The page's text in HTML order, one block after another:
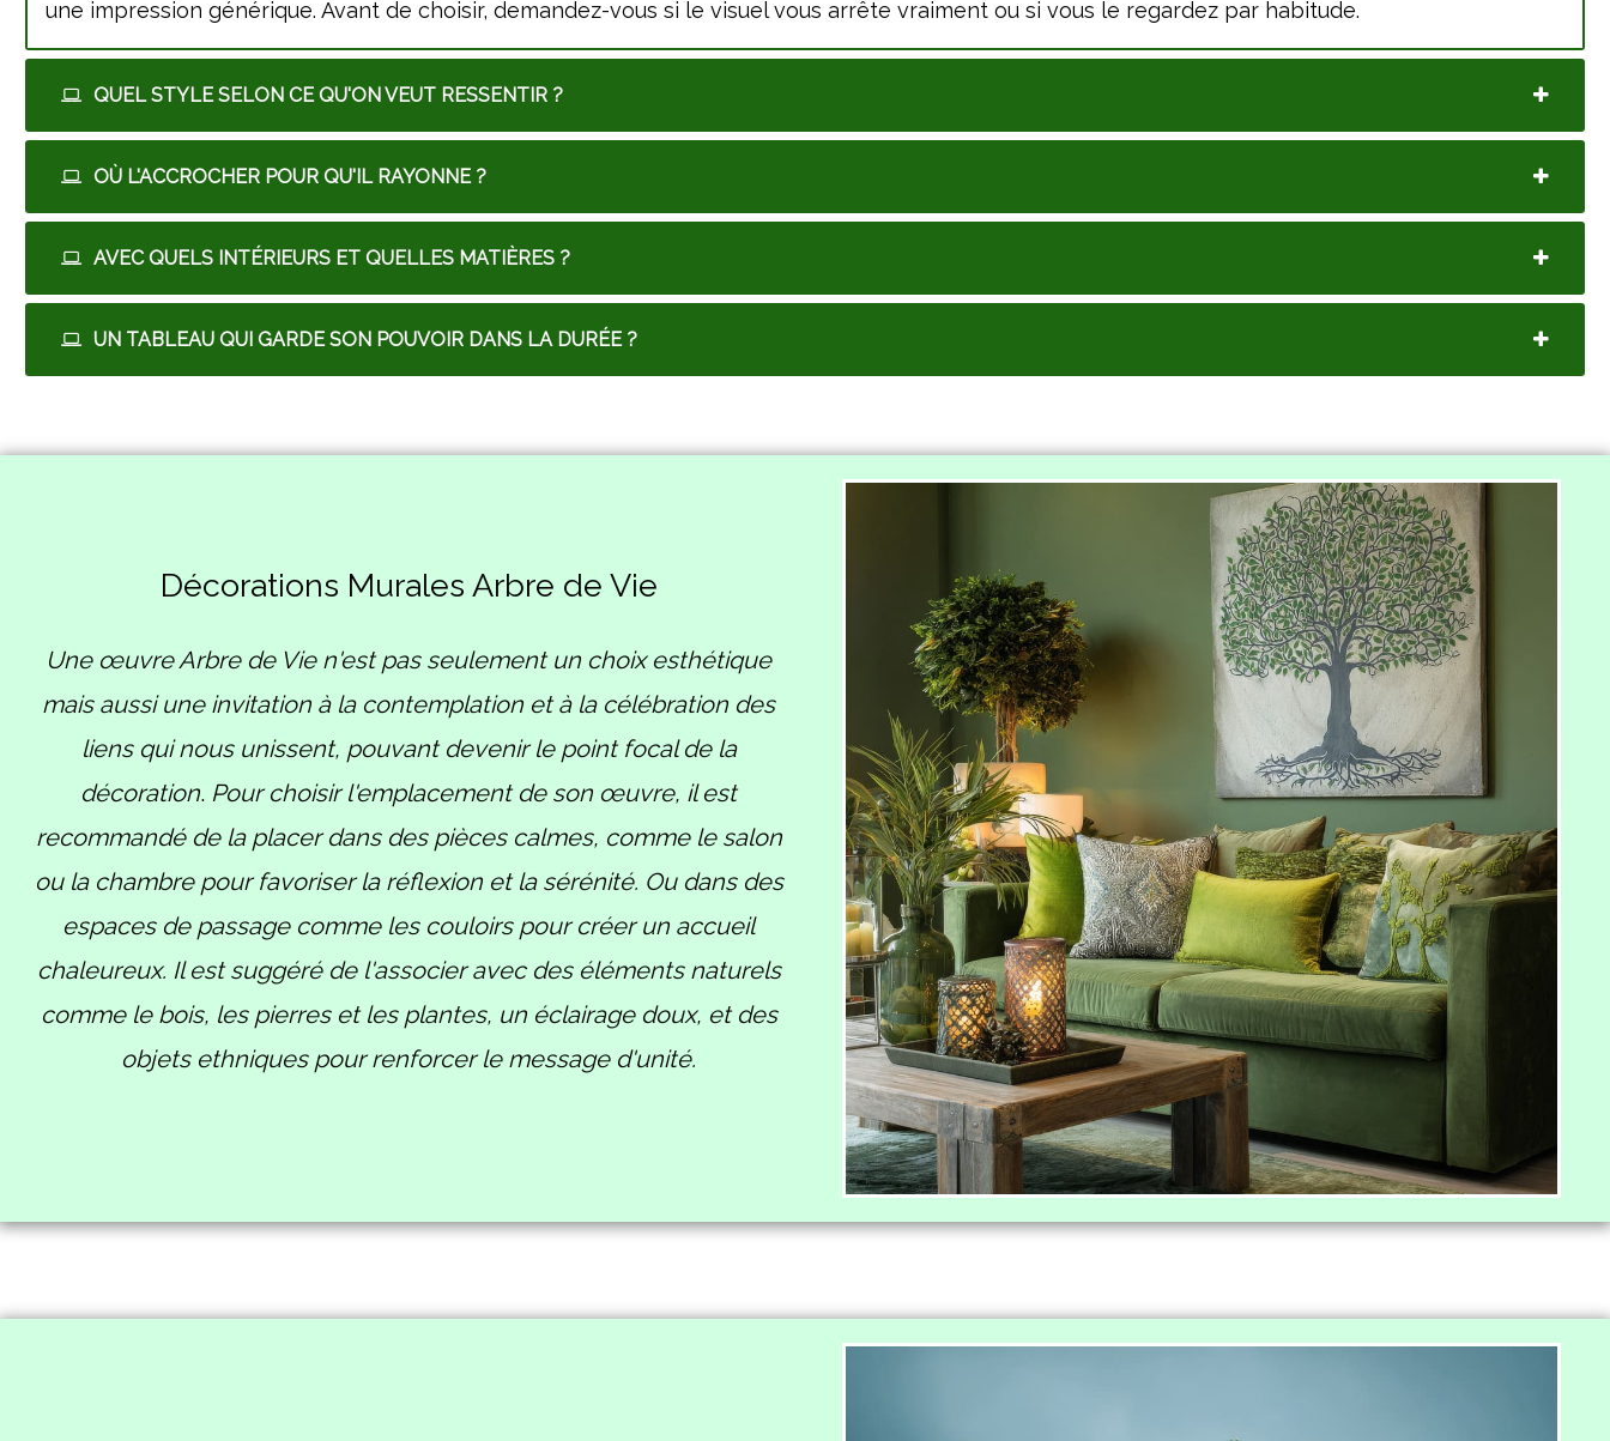
une impression générique. Avant de choisir, demandez-vous si le visuel vous arrête vraiment ou si vous le regardez par habitude.
QUEL STYLE SELON CE QU'ON VEUT RESSENTIR ?
OÙ L'ACCROCHER POUR QU'IL RAYONNE ?
AVEC QUELS INTÉRIEURS ET QUELLES MATIÈRES ?
UN TABLEAU QUI GARDE SON POUVOIR DANS LA DURÉE ?
Décorations Murales Arbre de Vie
Une œuvre Arbre de Vie n'est pas seulement un choix esthétique
mais aussi une invitation à la contemplation et à la célébration des
liens qui nous unissent, pouvant devenir le point focal de la
décoration. Pour choisir l'emplacement de son œuvre, il est
recommandé de la placer dans des pièces calmes, comme le salon
ou la chambre pour favoriser la réflexion et la sérénité. Ou dans des
espaces de passage comme les couloirs pour créer un accueil
chaleureux. Il est suggéré de l'associer avec des éléments naturels
comme le bois, les pierres et les plantes, un éclairage doux, et des
objets ethniques pour renforcer le message d'unité.